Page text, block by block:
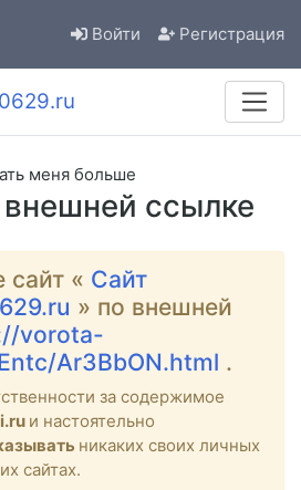
Войти Регистрация
ссылке
меня больше
сайт « Сайт
» по внешней
vorota-
Ar3BbON.html .
за содержимое
и настоятельно
никаких своих личных
сайтах.